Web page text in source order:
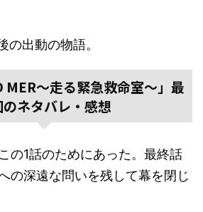
の出動の物語。
MER～走る緊急救命室～」最
ネタバレ・感想
の1話のためにあった。最終話
の深遠な問いを残して幕を閉じ